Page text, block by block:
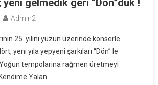
Admin2
25. yılını yüzün üzerinde konserle
yeni yıla yepyeni şarkıları “Dön” le
tempolarına rağmen üretmeyi
Yalan